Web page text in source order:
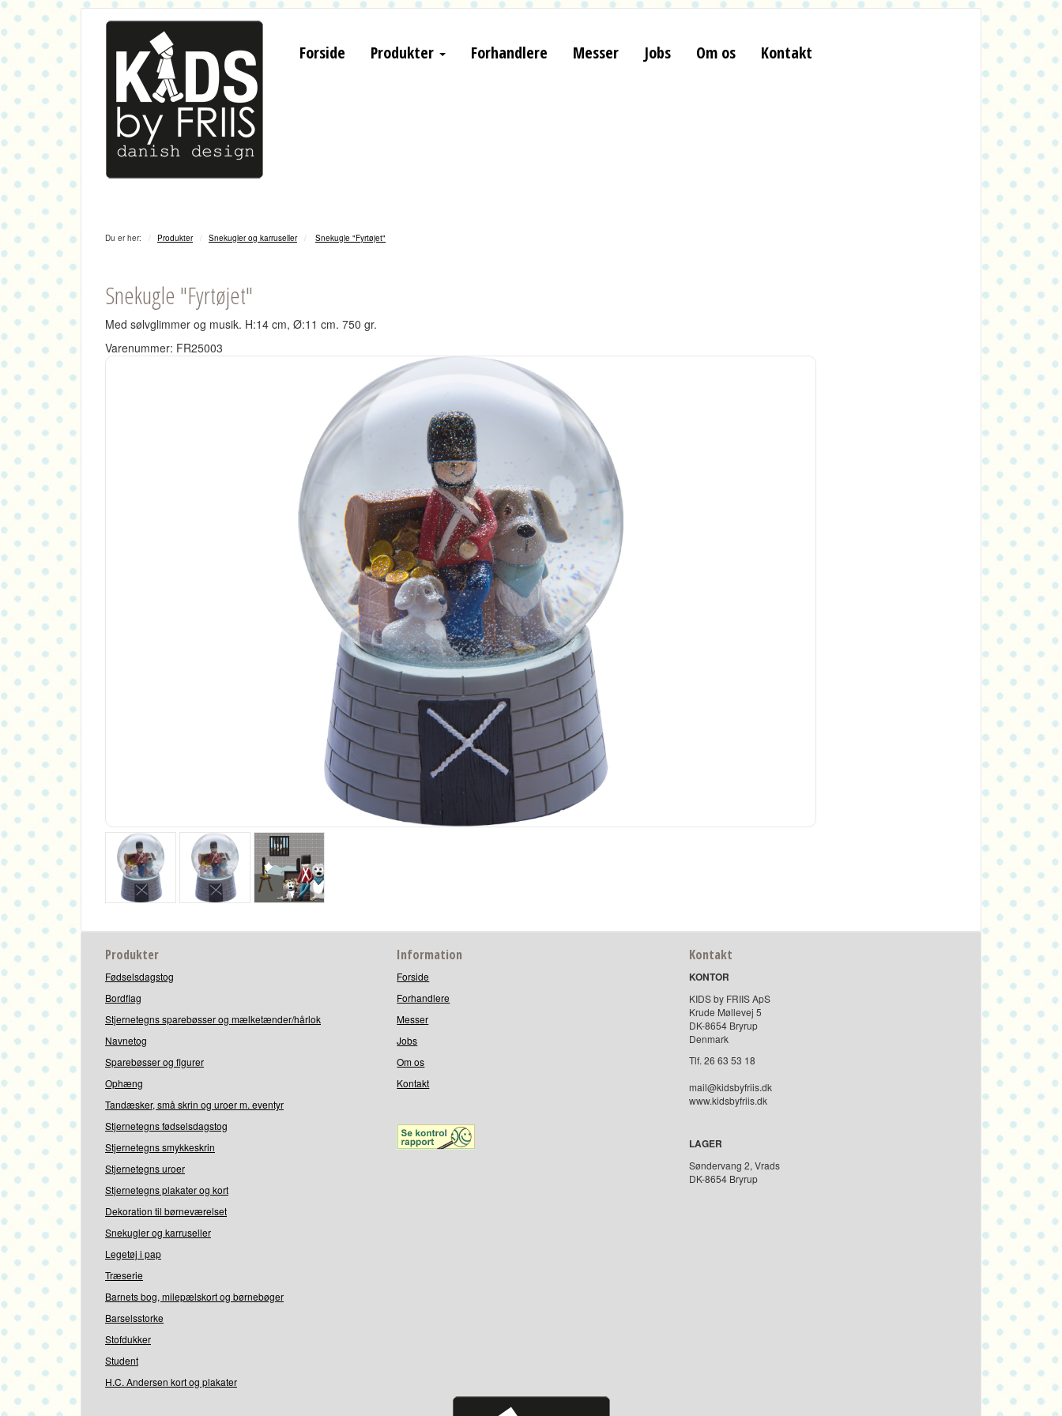
Forside Produkter Forhandlere Messer Jobs Om os Kontakt
Du er her: Produkter Snekugler og karruseller Snekugle "Fyrtøjet"
Snekugle "Fyrtøjet"
Med sølvglimmer og musik. H:14 cm, Ø:11 cm. 750 gr.
Varenummer: FR25003
Produkter
Fødselsdagstog
Bordflag
Stjernetegns sparebøsser og mælketænder/hårlok
Navnetog
Sparebøsser og figurer
Ophæng
Tandæsker, små skrin og uroer m. eventyr
Stjernetegns fødselsdagstog
Stjernetegns smykkeskrin
Stjernetegns uroer
Stjernetegns plakater og kort
Dekoration til børneværelset
Snekugler og karruseller
Legetøj i pap
Træserie
Barnets bog, milepælskort og børnebøger
Barselsstorke
Stofdukker
Student
H.C. Andersen kort og plakater
Information
Forside
Forhandlere
Messer
Jobs
Om os
Kontakt
Kontakt
KONTOR
KIDS by FRIIS ApS
Krude Møllevej 5
DK-8654 Bryrup
Denmark
Tlf. 26 63 53 18
mail@kidsbyfriis.dk
www.kidsbyfriis.dk
LAGER
Søndervang 2, Vrads
DK-8654 Bryrup